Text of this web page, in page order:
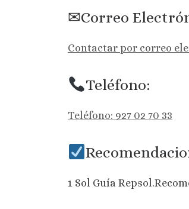
✉Correo
Contactar por correo
Teléfono:
Teléfono: 927 02 70 33
1 Sol Guía